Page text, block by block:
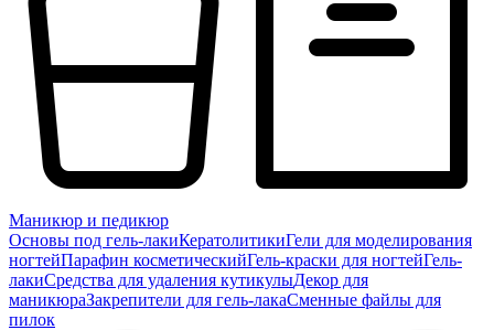
Маникюр и педикюр
Основы под гель-лакиКератолитикиГели для моделирования
ногтейПарафин косметическийГель-краски для ногтейГель-
лакиСредства для удаления кутикулыДекор для
маникюраЗакрепители для гель-лакаСменные файлы для
пилок